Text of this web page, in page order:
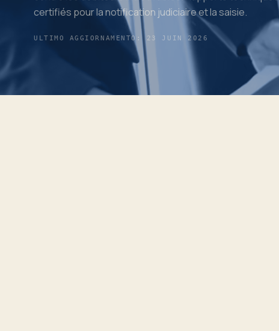
certifiés pour la notification judiciaire et la saisie.
ULTIMO AGGIORNAMENTO: 23 JUIN 2026